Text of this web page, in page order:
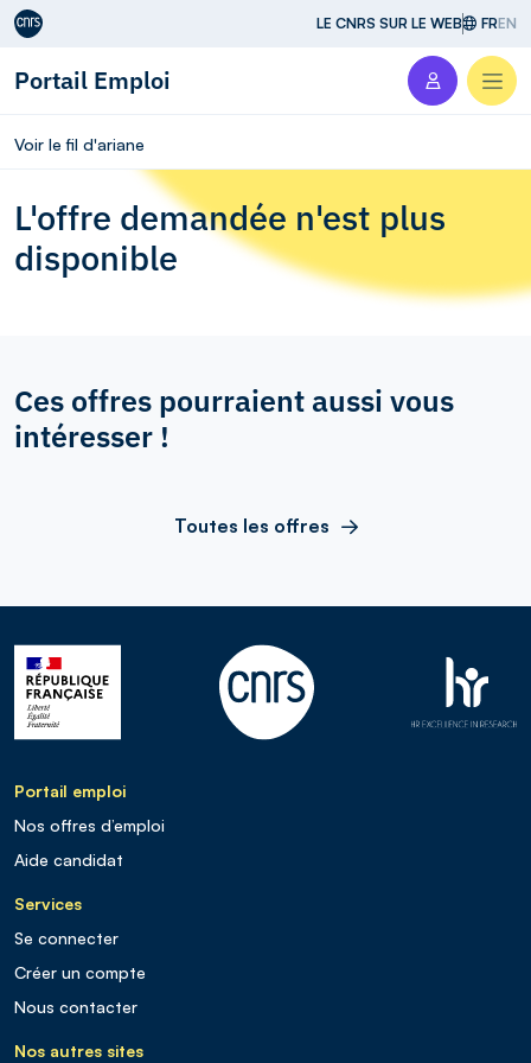
Aller au contenu LE CNRS SUR LE WEB FREN
Portail Emploi
Voir le fil d'ariane
L'offre demandée n'est plus
disponible
Ces offres pourraient aussi vous
intéresser !
Toutes les offres
Portail emploi
Nos offres d’emploi
Aide candidat
Services
Se connecter
Créer un compte
Nous contacter
Nos autres sites